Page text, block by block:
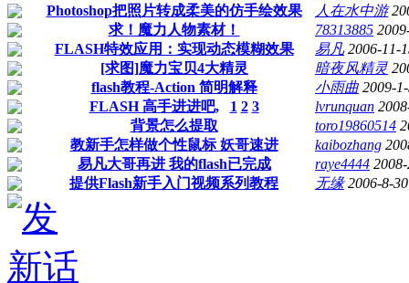
Photoshop把照片转成柔美的仿手绘效果
人在水中游
求！魔力人物素材！
78313885
FLASH特效应用：实现动态模糊效果
易凡 2006-11-
[求图]魔力宝贝4大精灵
暗夜风精灵
flash教程-Action 简明解释
小雨曲 2009-
FLASH 高手进进吧,
1 2 3 lvrunquan
背景怎么提取
toro19860514
教新手怎样做个性鼠标 妖哥速进
kaibozhang
易凡大哥再进 我的flash已完成
raye4444
提供Flash新手入门视频系列教程
无缘 2006-8-30